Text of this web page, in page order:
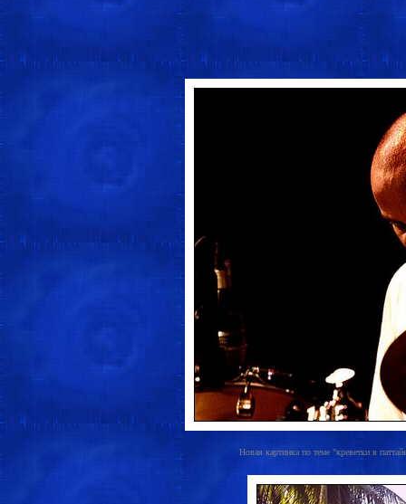
Новая картинка по теме "креветки в